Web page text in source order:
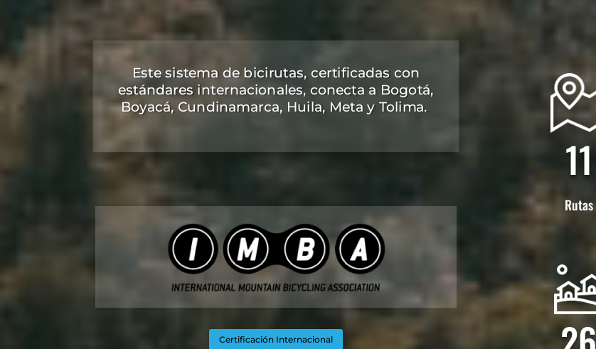
Este sistema de bicirutas, certificadas con
estándares internacionales, conecta a Bogotá,
Boyacá, Cundinamarca, Huila, Meta y Tolima.
Certificación Internacional
11
Rutas